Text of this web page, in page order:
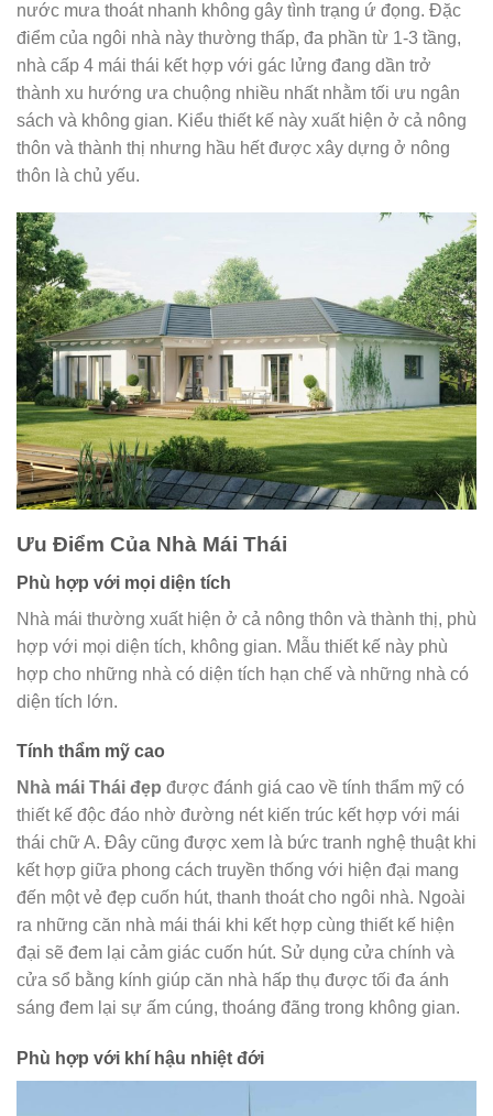
nước mưa thoát nhanh không gây tình trạng ứ đọng. Đặc
điểm của ngôi nhà này thường thấp, đa phần từ 1-3 tầng,
nhà cấp 4 mái thái kết hợp với gác lửng đang dần trở
thành xu hướng ưa chuộng nhiều nhất nhằm tối ưu ngân
sách và không gian. Kiểu thiết kế này xuất hiện ở cả nông
thôn và thành thị nhưng hầu hết được xây dựng ở nông
thôn là chủ yếu.
Ưu Điểm Của Nhà Mái Thái
Phù hợp với mọi diện tích
Nhà mái thường xuất hiện ở cả nông thôn và thành thị, phù
hợp với mọi diện tích, không gian. Mẫu thiết kế này phù
hợp cho những nhà có diện tích hạn chế và những nhà có
diện tích lớn.
Tính thẩm mỹ cao
Nhà mái Thái đẹp được đánh giá cao về tính thẩm mỹ có
thiết kế độc đáo nhờ đường nét kiến trúc kết hợp với mái
thái chữ A. Đây cũng được xem là bức tranh nghệ thuật khi
kết hợp giữa phong cách truyền thống với hiện đại mang
đến một vẻ đẹp cuốn hút, thanh thoát cho ngôi nhà. Ngoài
ra những căn nhà mái thái khi kết hợp cùng thiết kế hiện
đại sẽ đem lại cảm giác cuốn hút. Sử dụng cửa chính và
cửa sổ bằng kính giúp căn nhà hấp thụ được tối đa ánh
sáng đem lại sự ấm cúng, thoáng đãng trong không gian.
Phù hợp với khí hậu nhiệt đới